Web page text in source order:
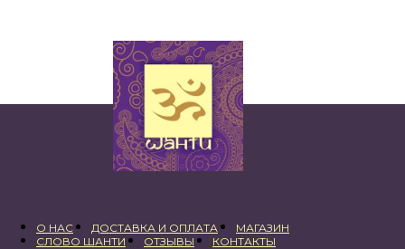
О НАС ДОСТАВКА И ОПЛАТА
МАГАЗИН
СЛОВО ШАНТИ
ОТЗЫВЫ КОНТАКТЫ